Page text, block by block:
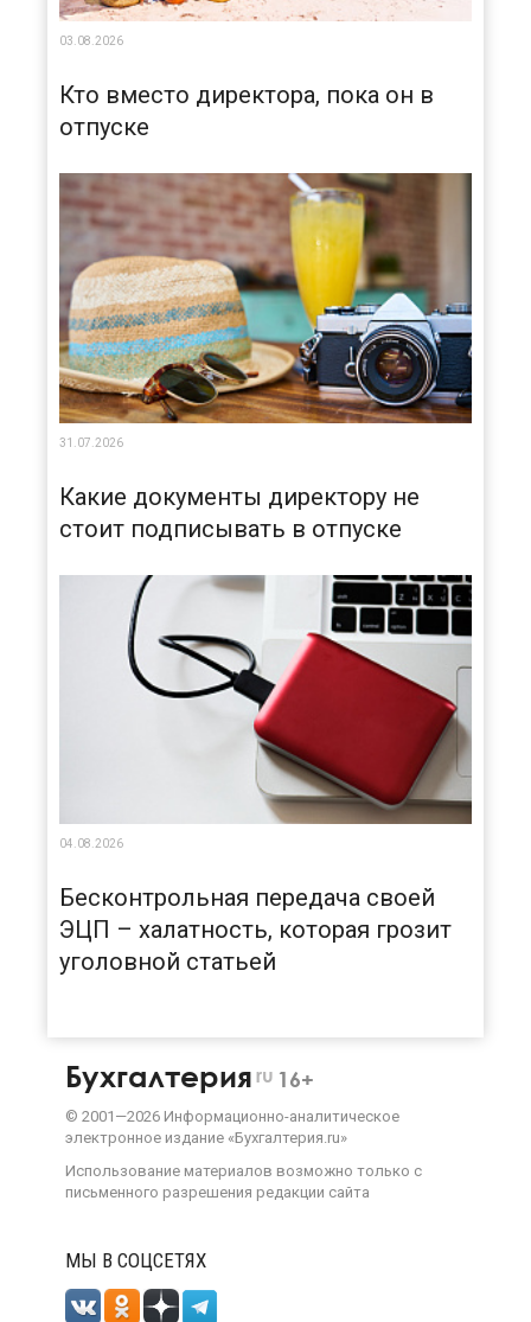
03.08.2026
Кто вместо директора, пока он в
отпуске
31.07.2026
Какие документы директору не
стоит подписывать в отпуске
04.08.2026
Бесконтрольная передача своей
ЭЦП – халатность, которая грозит
уголовной статьей
Бухгалтерия ru 16+
© 2001—2026 Информационно-аналитическое
электронное издание «Бухгалтерия.ru»
Использование материалов возможно только с
письменного разрешения редакции сайта
МЫ В СОЦСЕТЯХ